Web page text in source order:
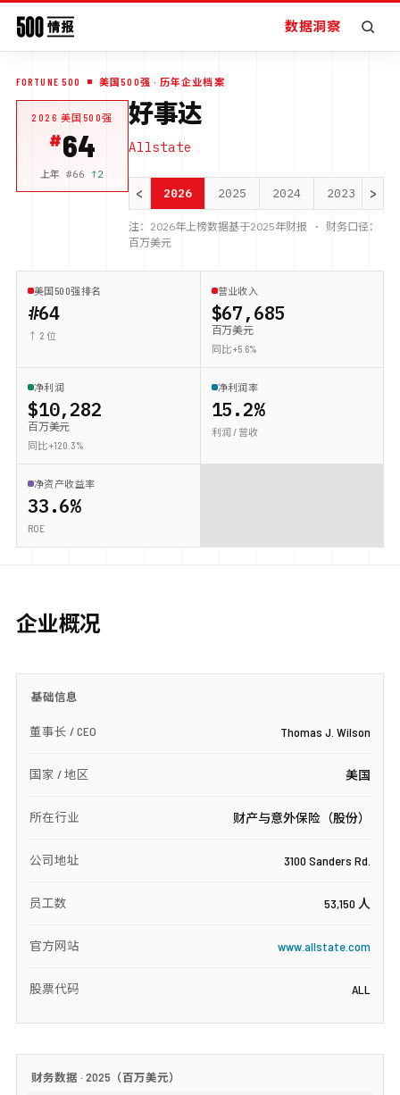
数据洞察
FORTUNE 500 美国500强 · 历年企业档案
2026 美国500强
64
上年 #66 ↑2
好事达
Allstate
< 2026 2025 2024 2023 >
注： 2026年上榜数据基于2025年财报 · 财务口径：
百万美元
美国500强排名
#64
↑ 2 位
营业收入
$67,685
百万美元
同比 +5.6%
净利润
$10,282
百万美元
同比 +120.3%
净利润率
15.2%
利润 / 营收
净资产收益率
33.6%
ROE
企业概况
基础信息
董事长 / CEO Thomas J. Wilson
国家 / 地区 美国
所在行业 财产与意外保险（股份）
公司地址 3100 Sanders Rd.
员工数 53,150 人
官方网站 www.allstate.com
股票代码 ALL
财务数据 · 2025 （百万美元）